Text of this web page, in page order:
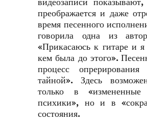
видеозаписи
преображается и даже
время песенного
говорила одна из
«Прикасаюсь к гитаре и
кем была до этого».
процесс опрерирования
тайной». Здесь
только в «измененные
психики», но и в
состояния.